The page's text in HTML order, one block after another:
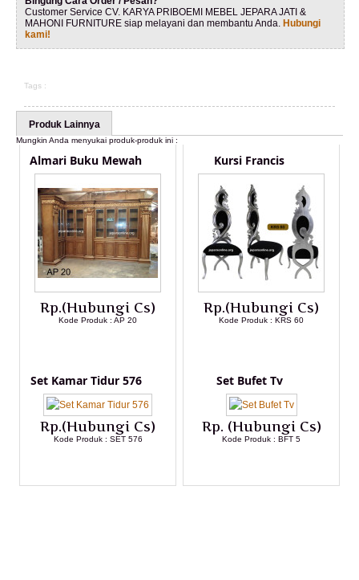
Customer Service CV. KARYA PRIBOEMI MEBEL JEPARA JATI &
MAHONI FURNITURE siap melayani dan membantu Anda. Hubungi
kami!
Tags :
Produk Lainnya
Mungkin Anda menyukai produk-produk ini :
Almari Buku Mewah
Rp.(Hubungi Cs)
Kode Produk : AP 20
Kursi Francis
Rp.(Hubungi Cs)
Kode Produk : KRS 60
Set Kamar Tidur 576
Rp.(Hubungi Cs)
Kode Produk : SET 576
Set Bufet Tv
Rp. (Hubungi Cs)
Kode Produk : BFT 5